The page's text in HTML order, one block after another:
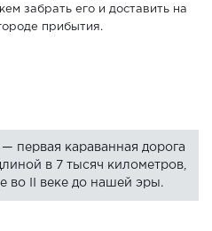
забрать его и доставить на
прибытия.
первая караванная дорога
в 7 тысяч километров,
во II веке до нашей эры.